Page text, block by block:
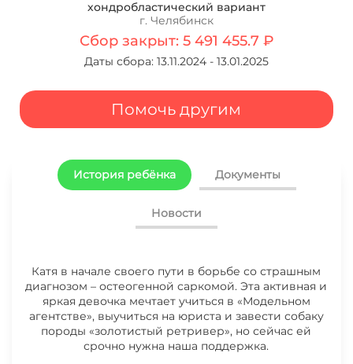
хондробластический вариант
г. Челябинск
Сбор закрыт: 5 491 455.7 ₽
Даты сбора: 13.11.2024 - 13.01.2025
Помочь другим
История ребёнка Документы
Новости
Катя в начале своего пути в борьбе со страшным
диагнозом – остеогенной саркомой. Эта активная и
яркая девочка мечтает учиться в «Модельном
агентстве», выучиться на юриста и завести собаку
породы «золотистый ретривер», но сейчас ей
срочно нужна наша поддержка.
15.06.2026 СБОР ДЛЯ КАШИРИНОЙ
ЕКАТЕРИНЫ ЗАКРЫТ
22.01.2025 НОВОСТИ КАШИРИНОЙ
ЕКАТЕРИНЫ